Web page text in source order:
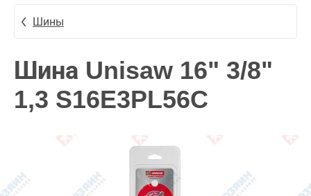
Шины
Шина Unisaw 16" 3/8"
1,3 S16E3PL56C